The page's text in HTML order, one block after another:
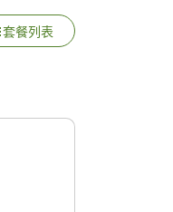
套餐列表